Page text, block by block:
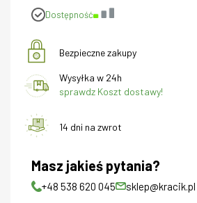
Dostępność
Bezpieczne zakupy
Wysyłka w 24h
sprawdz Koszt dostawy!
14 dni na zwrot
Masz jakieś pytania?
+48 538 620 045 sklep@kracik.pl